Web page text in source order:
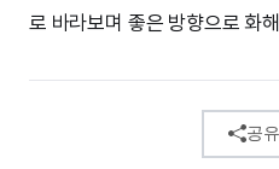
로 바라보며 좋은 방향으로 화
공